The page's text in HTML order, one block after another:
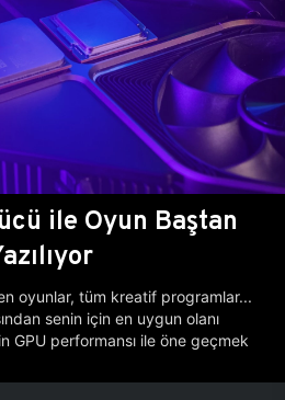
ile Oyun Baştan
oyunlar, tüm kreatif programlar...
senin için en uygun olanı
GPU performansı ile öne geçmek